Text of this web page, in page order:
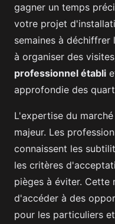
gagner un temps
votre projet
semaines à déchiffrer
à organiser des
professionnel établi
approfondie des
L'expertise du
majeur. Les
connaissent les
les critères
pièges à éviter. Cette
d'accéder à des
pour les particuliers